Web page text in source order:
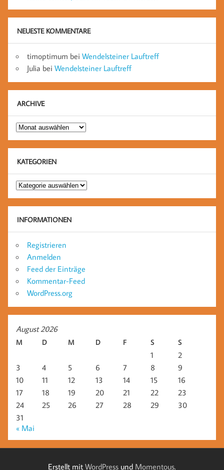
NEUESTE KOMMENTARE
timoptimum bei Wendelsteiner Lauftreff
Julia bei Wendelsteiner Lauftreff
ARCHIVE
Archive
KATEGORIEN
Kategorien
INFORMATIONEN
Registrieren
Anmelden
Feed der Einträge
Kommentar-Feed
WordPress.org
August 2026
M D M D F S S
1
2
3
4 5 6 7 8
9
10
11 12 13 14 15
16
17
18 19 20 21 22
23
24
25 26 27 28 29
30
31
« Mai
Erstellt mit WordPress und Momentous.